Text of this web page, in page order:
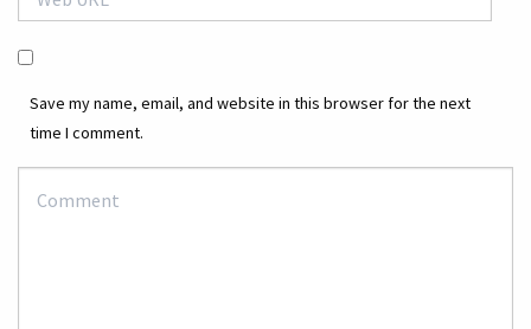
Save my name, email, and website in this browser for the next
time I comment.